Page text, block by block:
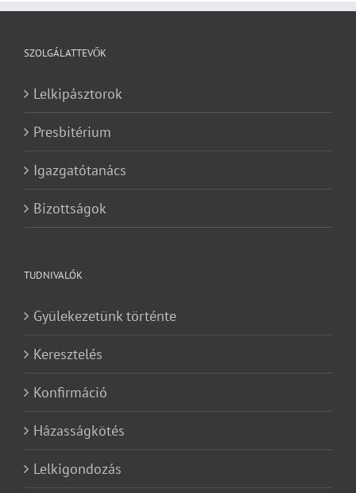
SZOLGÁLATTEVŐK
Lelkipásztorok
Presbitérium
Igazgatótanács
Bizottságok
TUDNIVALÓK
Gyülekezetünk történte
Keresztelés
Konfirmáció
Házasságkötés
Lelkigondozás